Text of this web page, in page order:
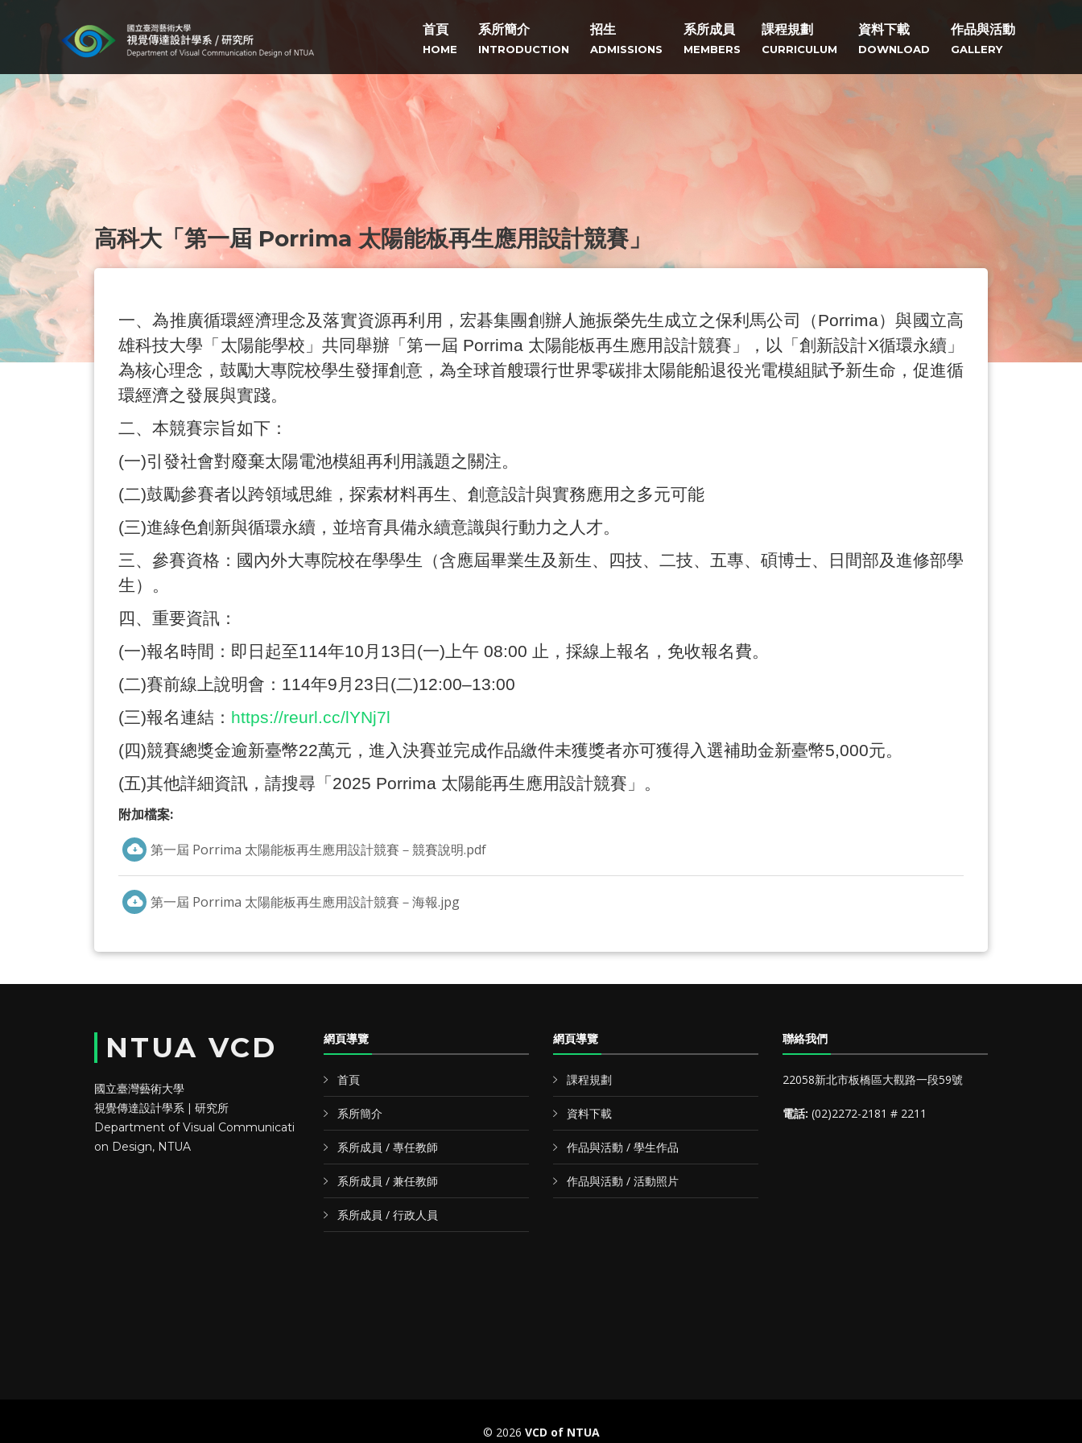
首頁
HOME
系所簡介
INTRODUCTION
招生
ADMISSIONS
系所成員
MEMBERS
課程規劃
CURRICULUM
資料下載
DOWNLOAD
作品與活動
GALLERY
高科大「第一屆 Porrima 太陽能板再生應用設計競賽」
一、為推廣循環經濟理念及落實資源再利用，宏碁集團創辦人施振榮先生成立之保利馬公司（Porrima）與國立高
雄科技大學「太陽能學校」共同舉辦「第一屆 Porrima 太陽能板再生應用設計競賽」，以「創新設計X循環永續」
為核心理念，鼓勵大專院校學生發揮創意，為全球首艘環行世界零碳排太陽能船退役光電模組賦予新生命，促進循
環經濟之發展與實踐。
二、本競賽宗旨如下：
(一)引發社會對廢棄太陽電池模組再利用議題之關注。
(二)鼓勵參賽者以跨領域思維，探索材料再生、創意設計與實務應用之多元可能
(三)進綠色創新與循環永續，並培育具備永續意識與行動力之人才。
三、參賽資格：國內外大專院校在學學生（含應屆畢業生及新生、四技、二技、五專、碩博士、日間部及進修部學
生）。
四、重要資訊：
(一)報名時間：即日起至114年10月 13 日 (一)上午 08:00 止，採線上報名，免收報名費。
(二)賽前線上說明會： 114年9月 23 日 (二)12:00–13:00
(三)報名連結： https://reurl.cc/lYNj7l
(四)競賽總獎金逾新臺幣22萬元，進入決賽並完成作品繳件未獲獎者亦可獲得入選補助金新臺幣5,000元。
(五)其他詳細資訊，請搜尋「 2025 Porrima 太陽能再生應用設計競賽」。
附加檔案:
第一屆 Porrima 太陽能板再生應用設計競賽－競賽說明.pdf
第一屆 Porrima 太陽能板再生應用設計競賽－海報.jpg
NTUA VCD
國立臺灣藝術大學
視覺傳達設計學系 | 研究所
Department of Visual Communicati
on Design, NTUA
網頁導覽
首頁
系所簡介
系所成員 / 專任教師
系所成員 / 兼任教師
系所成員 / 行政人員
網頁導覽
課程規劃
資料下載
作品與活動 / 學生作品
作品與活動 / 活動照片
聯絡我們
22058新北市板橋區大觀路一段59號
電話: (02)2272-2181 # 2211
© 2026 VCD of NTUA